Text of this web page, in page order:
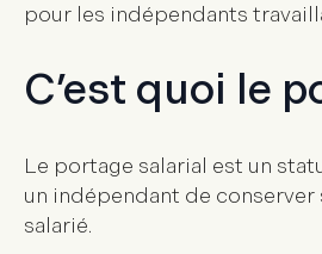
pour les indépendants
C’est quoi le
Le portage salarial est un
un indépendant de
salarié.